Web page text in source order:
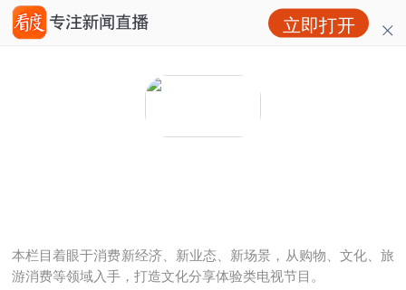
立即打开
本栏目着眼于消费新经济、新业态、新场景，从购物、文化、旅
游消费等领域入手，打造文化分享体验类电视节目。